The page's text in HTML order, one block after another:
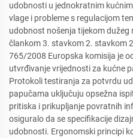
udobnosti u jednokratnim
vlage i probleme s regulacijom
udobnost nošenja tijekom
člankom 3. stavkom 2. stavkom
765/2008 Europska komisija je
utvrđivanje vrijednosti za kućne
Protokoli testiranja za potvrdu
papučama uključuju opsežna
pritiska i prikupljanje povratnih
osiguralo da se specifikacije
udobnosti. Ergonomski principi